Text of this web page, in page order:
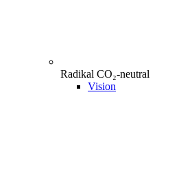
Radikal CO₂-neutral
Vision